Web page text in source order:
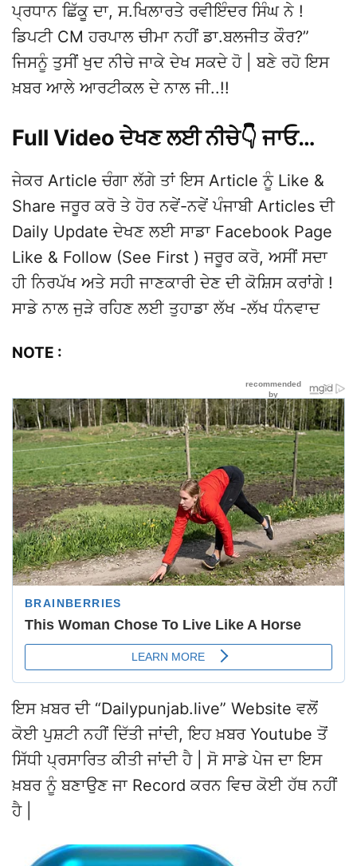
ਪ੍ਰਧਾਨ ਛਿੱਕੂ ਦਾ, ਸ.ਖਿਲਾਰਤੇ ਰਵੀਇੰਦਰ ਸਿੰਘ ਨੇ !
ਡਿਪਟੀ CM ਹਰਪਾਲ ਚੀਮਾ ਨਹੀਂ ਡਾ.ਬਲਜੀਤ ਕੌਰ?”
ਜਿਸਨੂੰ ਤੁਸੀਂ ਖੁਦ ਨੀਚੇ ਜਾਕੇ ਦੇਖ ਸਕਦੇ ਹੋ | ਬਣੇ ਰਹੋ ਇਸ
ਖ਼ਬਰ ਆਲੇ ਆਰਟੀਕਲ ਦੇ ਨਾਲ ਜੀ..!!
Full Video ਦੇਖਣ ਲਈ ਨੀਚੇ👇 ਜਾਓ…
ਜੇਕਰ Article ਚੰਗਾ ਲੱਗੇ ਤਾਂ ਇਸ Article ਨੂੰ Like &
Share ਜਰੂਰ ਕਰੋ ਤੇ ਹੋਰ ਨਵੇਂ-ਨਵੇਂ ਪੰਜਾਬੀ Articles ਦੀ
Daily Update ਦੇਖਣ ਲਈ ਸਾਡਾ Facebook Page
Like & Follow (See First ) ਜਰੂਰ ਕਰੋ, ਅਸੀਂ ਸਦਾ
ਹੀ ਨਿਰਪੱਖ ਅਤੇ ਸਹੀ ਜਾਣਕਾਰੀ ਦੇਣ ਦੀ ਕੋਸ਼ਿਸ ਕਰਾਂਗੇ !
ਸਾਡੇ ਨਾਲ ਜੁੜੇ ਰਹਿਣ ਲਈ ਤੁਹਾਡਾ ਲੱਖ -ਲੱਖ ਧੰਨਵਾਦ
NOTE :
ਇਸ ਖ਼ਬਰ ਦੀ “Dailypunjab.live” Website ਵਲੋਂ
ਕੋਈ ਪੁਸ਼ਟੀ ਨਹੀਂ ਦਿੱਤੀ ਜਾਂਦੀ, ਇਹ ਖ਼ਬਰ Youtube ਤੋਂ
ਸਿੱਧੀ ਪ੍ਰਸਾਰਿਤ ਕੀਤੀ ਜਾਂਦੀ ਹੈ | ਸੋ ਸਾਡੇ ਪੇਜ ਦਾ ਇਸ
ਖ਼ਬਰ ਨੂੰ ਬਣਾਉਣ ਜਾ Record ਕਰਨ ਵਿਚ ਕੋਈ ਹੱਥ ਨਹੀਂ
ਹੈ |